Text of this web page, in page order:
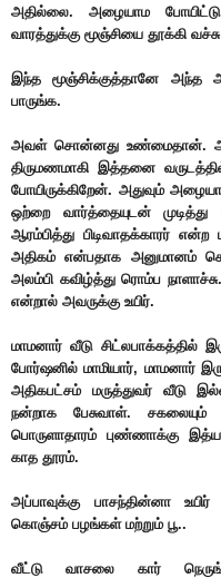
அதில்லை. அழையாம
வாரத்துக்கு மூஞ்சியை தூக்கி
இந்த மூஞ்சிக்குத்தானே
பாருங்க.
அவள் சொன்னது உண்மைதான்.
திருமணமாகி இத்தனை
போயிருக்கிறேன். அதுவும்
ஒற்றை வார்த்தையுடன்
ஆரம்பித்து பிடிவாதக்காரர்
அதிகம் என்பதாக அனுமானம்
அலம்பி கவிழ்த்து ரொம்ப
என்றால் அவருக்கு உயிர்.
மாமனார் வீடு சிட்லபாக்கத்தில்
போர்ஷனில் மாமியார், மாமனார்
அதிகபட்சம் மருத்துவர் வீடு
நன்றாக பேசுவாள். சகலையும்
பொருளாதாரம் புண்ணாக்கு
காத தூரம்.
அப்பாவுக்கு பாசந்தின்னா
கொஞ்சம் பழங்கள் மற்றும் பூ..
வீட்டு வாசலை கார்